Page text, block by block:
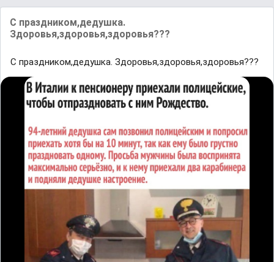
С праздником,дедушка.
Здоровья,здоровья,здоровья???
С праздником,дедушка. Здоровья,здоровья,здоровья???